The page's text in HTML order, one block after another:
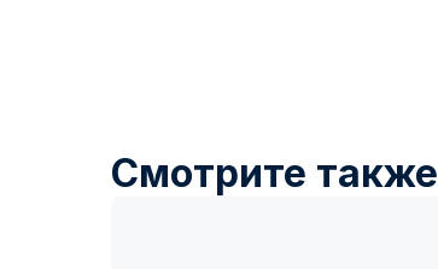
Смотрите также